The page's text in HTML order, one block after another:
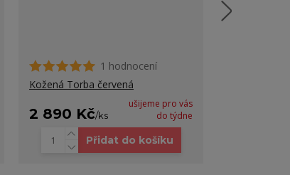
1 hodnocení
Kožená Torba červená
2 890 Kč/ks
ušijeme pro vás
do týdne
Přidat do košíku